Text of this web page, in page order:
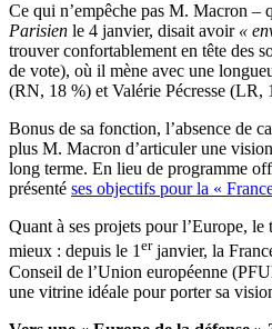
Ce qui n’empêche pas M. Macron –
Parisien le 4 janvier, disait avoir «
trouver confortablement en tête des
de vote), où il mène avec une
(RN, 18 %) et Valérie Pécresse (LR,
Bonus de sa fonction, l’absence de
plus M. Macron d’articuler une
long terme. En lieu de programme
présenté ses objectifs pour la «
Quant à ses projets pour l’Europe,
mieux : depuis le 1erjanvier, la
Conseil de l’Union européenne
une vitrine idéale pour porter sa